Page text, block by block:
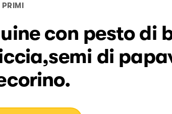
PRIMI
con pesto di
di